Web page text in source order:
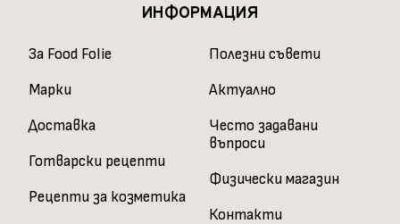
ИНФОРМАЦИЯ
За Food Folie
Марки
Доставка
Готварски рецепти
Рецепти за козметика
Полезни съвети
Актуално
Често задавани
въпроси
Физически магазин
Контакти